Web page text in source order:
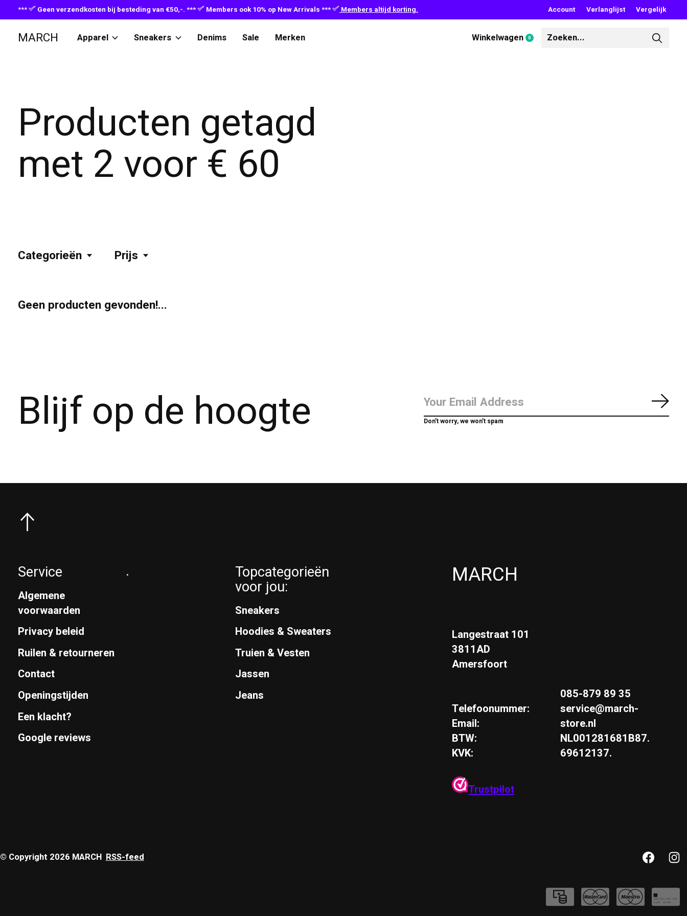
*** Geen verzendkosten bij besteding van €50,-. *** Members ook 10% op New Arrivals *** Members altijd korting. Account Verlanglijst Vergelijk
MARCH Apparel Sneakers Denims Sale Merken Winkelwagen 0items
Producten getagd
met 2 voor € 60
Categorieën Prijs
Geen producten gevonden!...
Blijf op de hoogte Don’t worry, we won’t spam
Service
Algemene
voorwaarden
Privacy beleid
Ruilen & retourneren
Contact
Openingstijden
Een klacht?
Google reviews
. Topcategorieën
voor jou:
Sneakers
Hoodies & Sweaters
Truien & Vesten
Jassen
Jeans
MARCH
Langestraat 101
3811AD
Amersfoort
Telefoonummer:
Email:
BTW:
KVK:
085-879 89 35
service@march-
store.nl
NL001281681B87.
69612137.
Trustpilot
© Copyright 2026 MARCH RSS-feed